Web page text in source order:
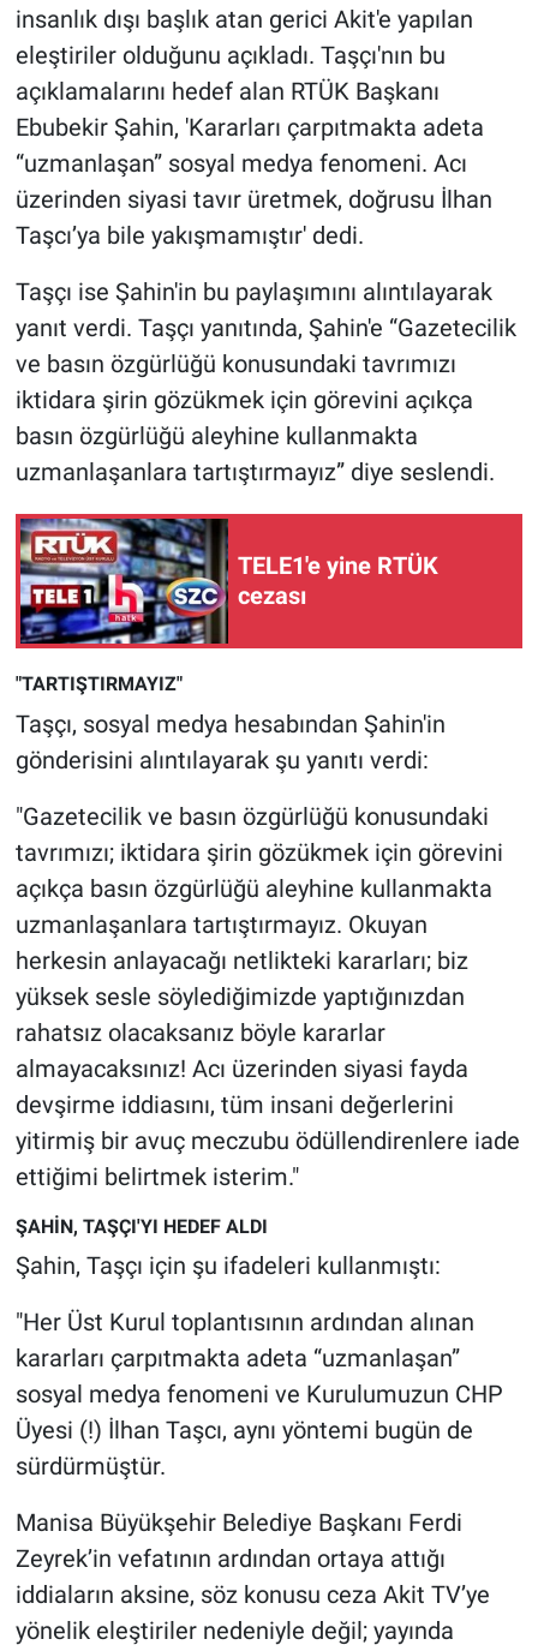
insanlık dışı başlık atan gerici Akit'e yapılan
eleştiriler olduğunu açıkladı. Taşçı'nın bu
açıklamalarını hedef alan RTÜK Başkanı
Ebubekir Şahin, 'Kararları çarpıtmakta adeta
“uzmanlaşan” sosyal medya fenomeni. Acı
üzerinden siyasi tavır üretmek, doğrusu İlhan
Taşcı’ya bile yakışmamıştır' dedi.
Taşçı ise Şahin'in bu paylaşımını alıntılayarak
yanıt verdi. Taşçı yanıtında, Şahin'e “Gazetecilik
ve basın özgürlüğü konusundaki tavrımızı
iktidara şirin gözükmek için görevini açıkça
basın özgürlüğü aleyhine kullanmakta
uzmanlaşanlara tartıştırmayız” diye seslendi.
TELE1'e yine RTÜK
cezası
"TARTIŞTIRMAYIZ"
Taşçı, sosyal medya hesabından Şahin'in
gönderisini alıntılayarak şu yanıtı verdi:
"Gazetecilik ve basın özgürlüğü konusundaki
tavrımızı; iktidara şirin gözükmek için görevini
açıkça basın özgürlüğü aleyhine kullanmakta
uzmanlaşanlara tartıştırmayız. Okuyan
herkesin anlayacağı netlikteki kararları; biz
yüksek sesle söylediğimizde yaptığınızdan
rahatsız olacaksanız böyle kararlar
almayacaksınız! Acı üzerinden siyasi fayda
devşirme iddiasını, tüm insani değerlerini
yitirmiş bir avuç meczubu ödüllendirenlere iade
ettiğimi belirtmek isterim."
ŞAHİN, TAŞÇI'YI HEDEF ALDI
Şahin, Taşçı için şu ifadeleri kullanmıştı:
"Her Üst Kurul toplantısının ardından alınan
kararları çarpıtmakta adeta “uzmanlaşan”
sosyal medya fenomeni ve Kurulumuzun CHP
Üyesi (!) İlhan Taşcı, aynı yöntemi bugün de
sürdürmüştür.
Manisa Büyükşehir Belediye Başkanı Ferdi
Zeyrek’in vefatının ardından ortaya attığı
iddiaların aksine, söz konusu ceza Akit TV’ye
yönelik eleştiriler nedeniyle değil; yayında
Kimdir
Koronavirüs
Kültür Sanat
Ne demişti
Nedir
Popüler
Programlar
Sağlık
Spor
Teknoloji
Türkiye'nin Geleceği
Yerel Gündem
Yerel Yaşam
Canlı Yayın